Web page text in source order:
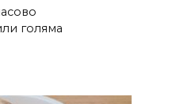
голяма